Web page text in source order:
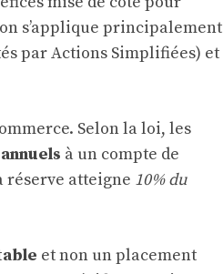
s’applique principalement
par Actions Simplifiées) et
Selon la loi, les
à un compte de
réserve atteigne 10% du
et non un placement